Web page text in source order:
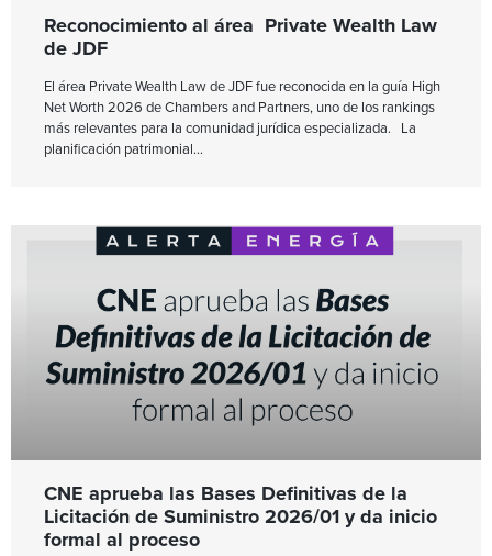
Reconocimiento al área Private Wealth Law
de JDF
El área Private Wealth Law de JDF fue reconocida en la guía High
Net Worth 2026 de Chambers and Partners, uno de los rankings
más relevantes para la comunidad jurídica especializada. La
planificación patrimonial
CNE aprueba las Bases Definitivas de la
Licitación de Suministro 2026/01 y da inicio
formal al proceso